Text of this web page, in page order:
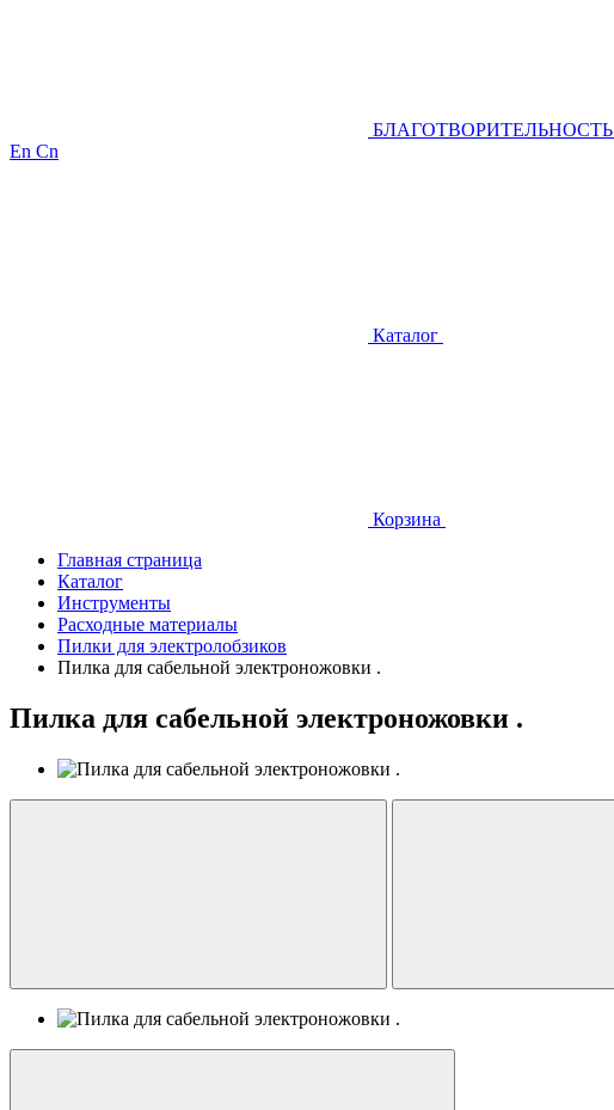
БЛАГОТВОРИТЕЛЬНОСТЬ
En Cn
Каталог
Корзина
Главная страница
Каталог
Инструменты
Расходные материалы
Пилки для электролобзиков
Пилка для сабельной электроножовки .
Пилка для сабельной электроножовки .